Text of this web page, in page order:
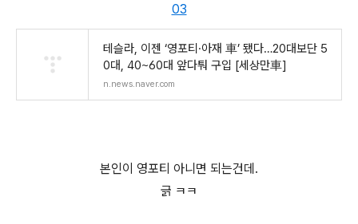
03
테슬라, 이젠 ‘영포티·아재 車’ 됐다…20대보단 5
0대, 40~60대 앞다퉈 구입 [세상만車]
n.news.naver.com
본인이 영포티 아니면 되는건데.
긁 ㅋㅋ